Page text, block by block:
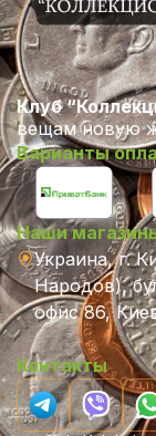
Клуб
вещам новую
Варианты
Наши
Украина, г.
Народов),
офис 86,
Контакты